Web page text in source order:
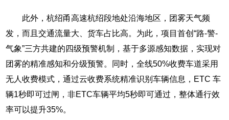
此外，杭绍甬高速杭绍段地处沿海地区，团雾天气频
发，而且交通流量大、货车占比高。为此，项目首创“路-警-
气象”三方共建的四级预警机制，基于多源感知数据，实现对
团雾的精准感知和分级预警。同时，全线50%收费车道采用
无人收费模式，通过云收费系统精准识别车辆信息，ETC 车
辆1秒即可过闸，非ETC车辆平均5秒即可通过，整体通行效
率可以提升35%。